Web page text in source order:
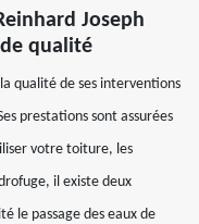
Joseph
qualité
qualité de ses interventions
prestations sont assurées
votre toiture, les
il existe deux
le passage des eaux de